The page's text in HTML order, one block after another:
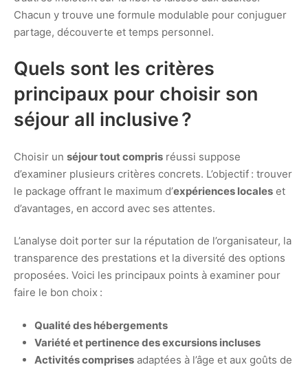
Chacun y trouve une formule modulable pour conjuguer
partage, découverte et temps personnel.
Quels sont les critères
principaux pour choisir son
séjour all inclusive ?
Choisir un séjour tout compris réussi suppose
d’examiner plusieurs critères concrets. L’objectif : trouver
le package offrant le maximum d’expériences locales et
d’avantages, en accord avec ses attentes.
L’analyse doit porter sur la réputation de l’organisateur, la
transparence des prestations et la diversité des options
proposées. Voici les principaux points à examiner pour
faire le bon choix :
Qualité des hébergements
Variété et pertinence des excursions incluses
Activités comprises adaptées à l’âge et aux goûts de